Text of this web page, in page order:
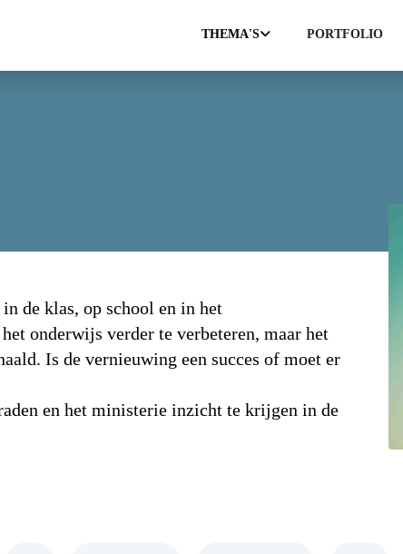
THEMA'S PORTFOLIO
de klas, op school en in het
onderwijs verder te verbeteren, maar het
Is de vernieuwing een succes of moet er
en het ministerie inzicht te krijgen in de